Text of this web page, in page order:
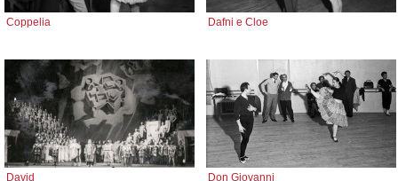
Coppelia Dafni e Cloe
David Don Giovanni